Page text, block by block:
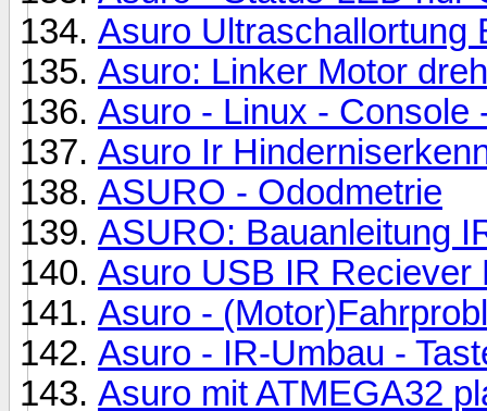
Asuro Ultraschallortung
Asuro: Linker Motor
Asuro - Linux - Console
Asuro Ir
ASURO - Ododmetrie
ASURO: Bauanleitung
Asuro USB IR Reciever
Asuro -
Asuro - IR-Umbau -
Asuro mit ATMEGA32